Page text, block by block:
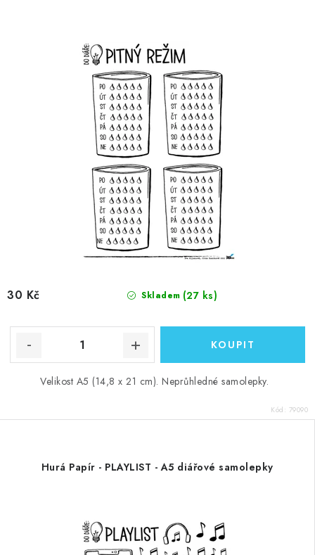
Skladem (27 ks)
30 Kč
Velikost A5 (14,8 x 21 cm). Neprůhledné samolepky.
Kód: 79090
Hurá Papír - PLAYLIST - A5 diářové samolepky